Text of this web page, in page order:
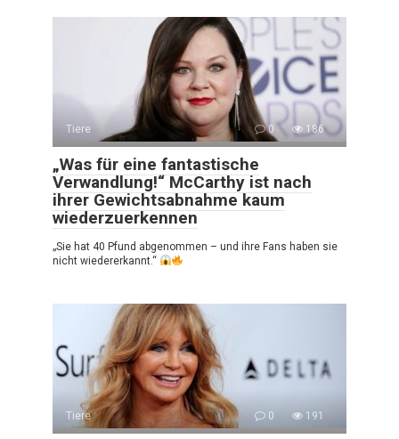
Tiere 0 186
„Was für eine fantastische
Verwandlung!“ McCarthy ist nach
ihrer Gewichtsabnahme kaum
wiederzuerkennen
„Sie hat 40 Pfund abgenommen – und ihre Fans haben sie
nicht wiedererkannt.“
Tiere 0 191